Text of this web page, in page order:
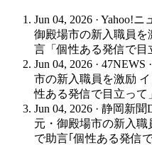
Jun 04, 2026 · Yahoo!ニ
御殿場市の新入職員を
言「個性ある発信で目
Jun 04, 2026 · 47NEWS ·
市の新入職員を激励
性ある発信で目立って
Jun 04, 2026 · 静岡新聞
元・御殿場市の新入
で助言｢個性ある発信